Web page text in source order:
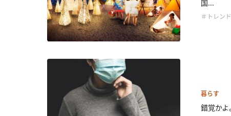
国...
＃トレン
暮らす
錯覚かよ